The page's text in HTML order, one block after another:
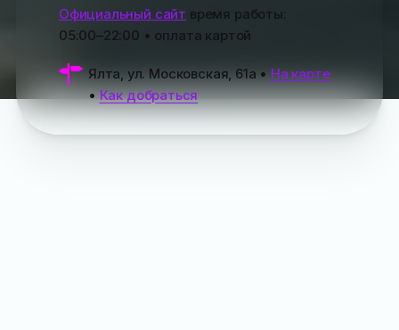
Официальный сайт время работы:
05:00–22:00 • оплата картой
Ялта, ул. Московская, 61а • На карте
•Как добраться